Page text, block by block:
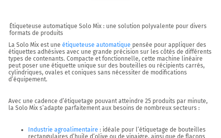
Étiqueteuse automatique Solo Mix : une solution polyvalente pour divers
formats de produits
La Solo Mix est une étiqueteuse automatique pensée pour appliquer des
étiquettes adhésives avec une grande précision sur les côtés de différents
types de contenants. Compacte et fonctionnelle, cette machine linéaire
peut poser une étiquette unique sur des bouteilles ou récipients carrés,
cylindriques, ovales et coniques sans nécessiter de modifications
d’équipement.
Avec une cadence d’étiquetage pouvant atteindre 25 produits par minute,
la Solo Mix s’adapte parfaitement aux besoins de nombreux secteurs :
Industrie agroalimentaire : idéale pour l’étiquetage de bouteilles